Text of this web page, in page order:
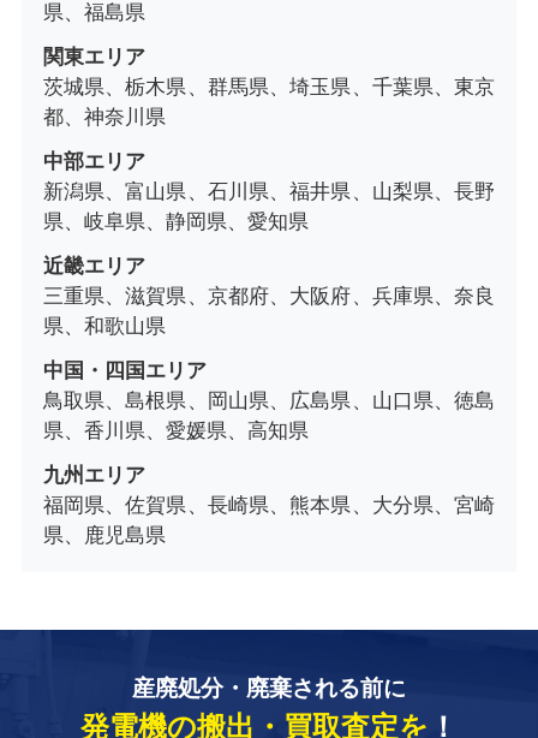
県、福島県
関東エリア
茨城県、栃木県、群馬県、埼玉県、千葉県、東京
都、神奈川県
中部エリア
新潟県、富山県、石川県、福井県、山梨県、長野
県、岐阜県、静岡県、愛知県
近畿エリア
三重県、滋賀県、京都府、大阪府、兵庫県、奈良
県、和歌山県
中国・四国エリア
鳥取県、島根県、岡山県、広島県、山口県、徳島
県、香川県、愛媛県、高知県
九州エリア
福岡県、佐賀県、長崎県、熊本県、大分県、宮崎
県、鹿児島県
産廃処分・廃棄される前に
発電機の搬出・買取査定を ！